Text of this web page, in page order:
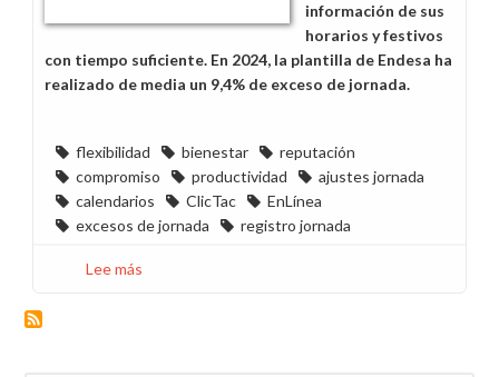
información de sus
horarios y festivos
con tiempo suficiente. En 2024, la plantilla de Endesa ha
realizado de media un 9,4% de exceso de jornada.
flexibilidad bienestar
reputación
compromiso
productividad
ajustes jornada
calendarios
ClicTac
EnLínea
excesos de jornada
registro jornada
Lee más